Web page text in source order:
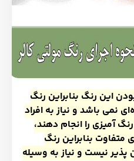
این رنگ بنابراین رنگ
ای نمی باشد و نیاز به افراد
آمیزی را انجام دهند،
متفاوت بنابراین رنگ
پذیر نیست و نیاز به وسیله